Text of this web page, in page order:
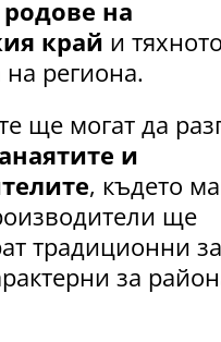
на
край и
на региона.
ще могат да
и
, където
ще
традиционни
за